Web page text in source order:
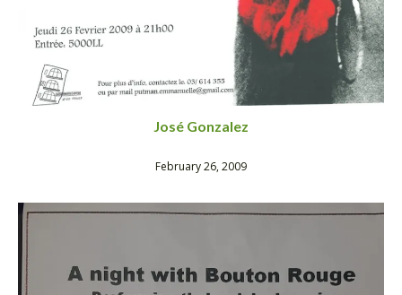
José Gonzalez
February 26, 2009